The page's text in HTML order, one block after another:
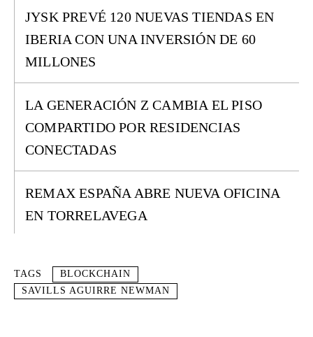
JYSK PREVÉ 120 NUEVAS TIENDAS EN
IBERIA CON UNA INVERSIÓN DE 60
MILLONES
LA GENERACIÓN Z CAMBIA EL PISO
COMPARTIDO POR RESIDENCIAS
CONECTADAS
REMAX ESPAÑA ABRE NUEVA OFICINA
EN TORRELAVEGA
TAGS
BLOCKCHAIN
SAVILLS AGUIRRE NEWMAN